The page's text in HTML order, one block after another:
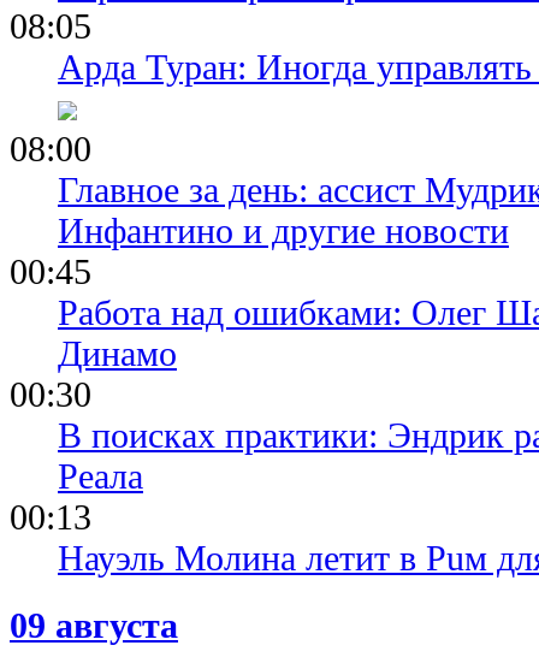
08:05
Арда Туран: Иногда
08:00
Главное за день: ассист
Инфантино и другие новости
00:45
Работа над ошибками: Олег
Динамо
00:30
В поисках практики: Эндрик
Реала
00:13
Науэль Молина летит в Puм
09 августа